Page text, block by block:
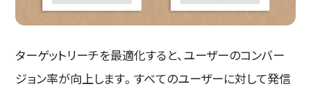
ターゲットリーチを最適化すると、ユーザーのコンバー
ジョン率が向上します。すべてのユーザーに対して発信